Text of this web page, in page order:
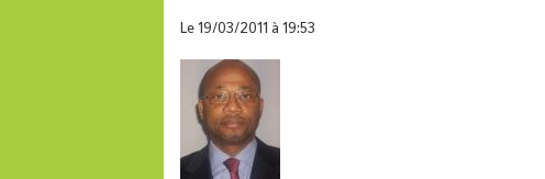
Le 19/03/2011à 19:53